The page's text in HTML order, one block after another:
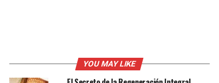
YOU MAY LIKE